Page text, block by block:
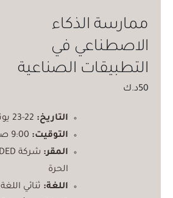
ممارسة الذكاء
الاصطناعي في
التطبيقات الصناعية
50د.ك
التاريخ:
التوقيت:
المقر:
الحرة
اللغة: ثنائي اللغة